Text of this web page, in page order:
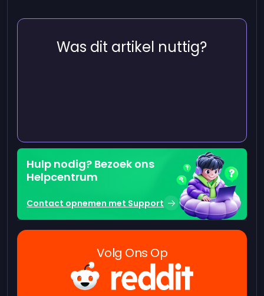
Was dit artikel nuttig?
Hulp nodig? Bezoek ons
Helpcentrum
Contact opnemen met Support
Volg Ons Op